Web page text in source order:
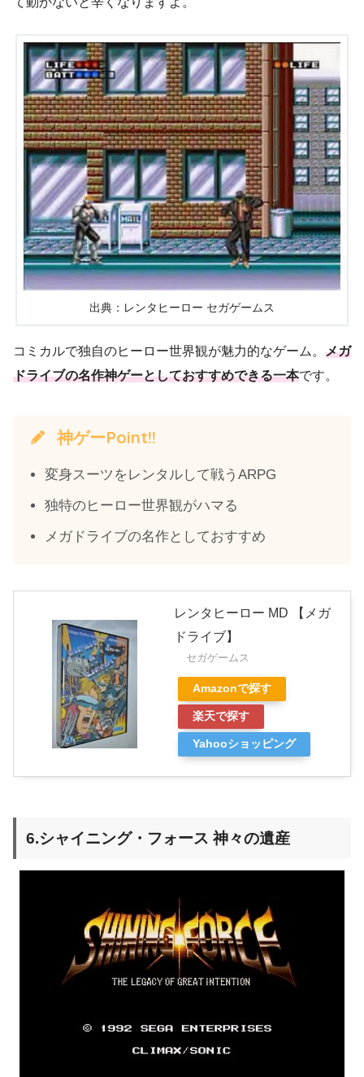
出典：レンタヒーロー セガゲームス
コミカルで独自のヒーロー世界観が魅力的なゲーム。 メガ
ドライブの名作神ゲーとしておすすめできる一本です。
神ゲーPoint!!
変身スーツをレンタルして戦うARPG
独特のヒーロー世界観がハマる
メガドライブの名作としておすすめ
レンタヒーロー MD 【メガ
ドライブ】
セガゲームス
Amazonで探す
楽天で探す
Yahooショッピング
6.シャイニング・フォース 神々の遺産